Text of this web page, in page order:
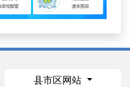
县市区网站